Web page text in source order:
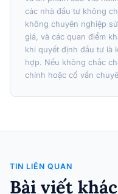
các nhà đầu tư không
không chuyên nghiệp
giá, và các quan điểm
khi quyết định đầu tư là
hợp. Nếu không chắc
chính hoặc cố vấn
TIN LIÊN QUAN
Bài viết